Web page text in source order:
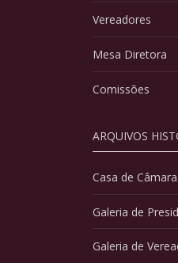
Vereadores
Mesa Diretora
Comissões
ARQUIVOS
Casa de Câmara
Galeria de
Galeria de